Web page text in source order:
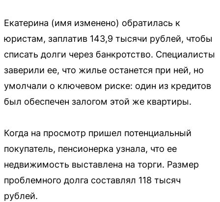
Екатерина (имя изменено) обратилась к
юристам, заплатив 143,9 тысячи рублей, чтобы
списать долги через банкротство. Специалисты
заверили ее, что жилье останется при ней, но
умолчали о ключевом риске: один из кредитов
был обеспечен залогом этой же квартиры.
Когда на просмотр пришел потенциальный
покупатель, пенсионерка узнала, что ее
недвижимость выставлена на торги. Размер
проблемного долга составлял 118 тысяч
рублей.